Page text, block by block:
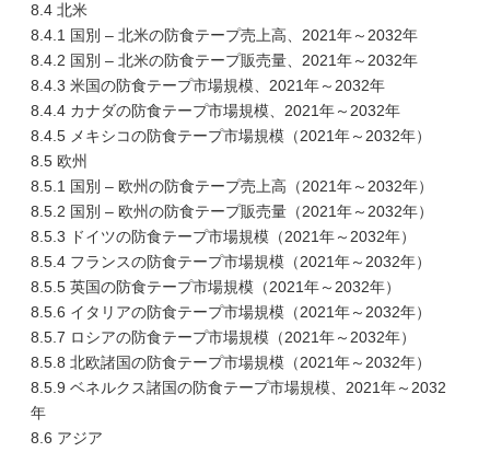
8.4 北米
8.4.1 国別 – 北米の防食テープ売上高、2021年～2032年
8.4.2 国別 – 北米の防食テープ販売量、2021年～2032年
8.4.3 米国の防食テープ市場規模、2021年～2032年
8.4.4 カナダの防食テープ市場規模、2021年～2032年
8.4.5 メキシコの防食テープ市場規模（2021年～2032年）
8.5 欧州
8.5.1 国別 – 欧州の防食テープ売上高（2021年～2032年）
8.5.2 国別 – 欧州の防食テープ販売量（2021年～2032年）
8.5.3 ドイツの防食テープ市場規模（2021年～2032年）
8.5.4 フランスの防食テープ市場規模（2021年～2032年）
8.5.5 英国の防食テープ市場規模（2021年～2032年）
8.5.6 イタリアの防食テープ市場規模（2021年～2032年）
8.5.7 ロシアの防食テープ市場規模（2021年～2032年）
8.5.8 北欧諸国の防食テープ市場規模（2021年～2032年）
8.5.9 ベネルクス諸国の防食テープ市場規模、2021年～2032
年
8.6 アジア